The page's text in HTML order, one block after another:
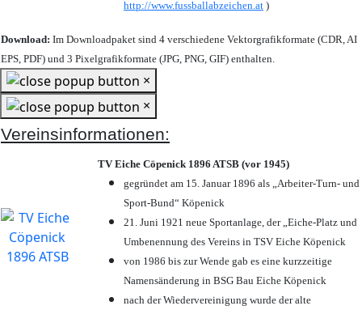
http://www.fussballabzeichen.at )
Download: Im Downloadpaket sind 4 verschiedene Vektorgrafikformate (CDR, AI
EPS, PDF) und 3 Pixelgrafikformate (JPG, PNG, GIF) enthalten.
×
×
Vereinsinformationen:
TV Eiche Cöpenick 1896 ATSB (vor 1945)
gegründet am 15. Januar 1896 als „Arbeiter-Turn- und
Sport-Bund“ Köpenick
21. Juni 1921 neue Sportanlage, der „Eiche-Platz und
Umbenennung des Vereins in TSV Eiche Köpenick
von 1986 bis zur Wende gab es eine kurzzeitige
Namensänderung in BSG Bau Eiche Köpenick
nach der Wiedervereinigung wurde der alte